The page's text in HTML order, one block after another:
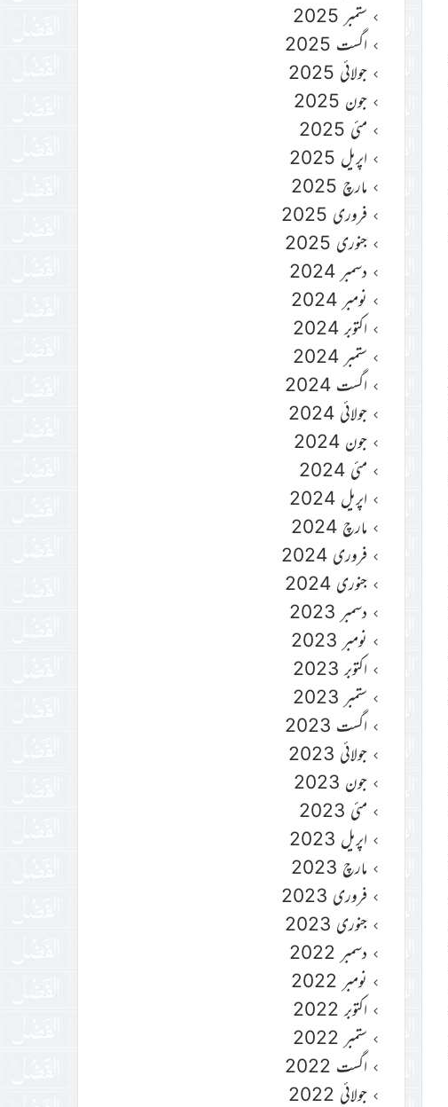
ستمبر 2025
اگست 2025
جولائی 2025
جون 2025
مئی 2025
اپریل 2025
مارچ 2025
فروری 2025
جنوری 2025
دسمبر 2024
نومبر 2024
اکتوبر 2024
ستمبر 2024
اگست 2024
جولائی 2024
جون 2024
مئی 2024
اپریل 2024
مارچ 2024
فروری 2024
جنوری 2024
دسمبر 2023
نومبر 2023
اکتوبر 2023
ستمبر 2023
اگست 2023
جولائی 2023
جون 2023
مئی 2023
اپریل 2023
مارچ 2023
فروری 2023
جنوری 2023
دسمبر 2022
نومبر 2022
اکتوبر 2022
ستمبر 2022
اگست 2022
جولائی 2022